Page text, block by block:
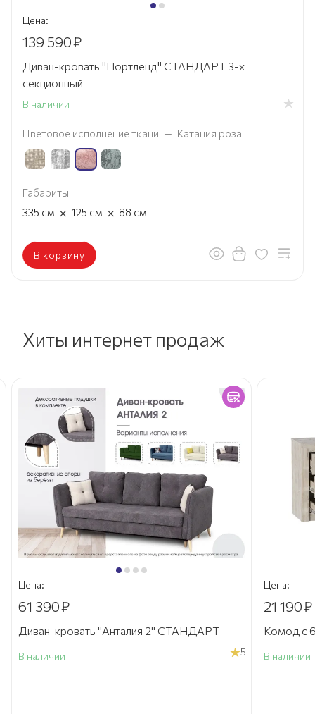
Цена:
139 590₽
Диван-кровать "Портленд" СТАНДАРТ 3-х
секционный
В наличии
Цветовое исполнение ткани — Катания роза
Габариты
335 см × 125 см × 88 см
В корзину
Хиты интернет продаж
Цена:
61 390₽
Диван-кровать "Анталия 2" СТАНДАРТ
В наличии 5
Цена:
21 190₽
Комод с
В наличии